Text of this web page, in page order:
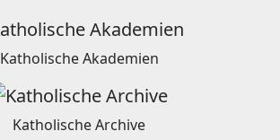
Katholische Akademien
Katholische Archive